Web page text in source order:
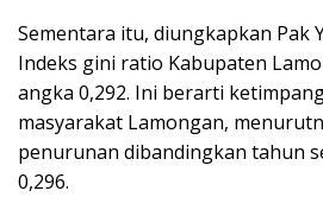
Sementara itu, diungkapkan Pak
Indeks gini ratio Kabupaten
angka 0,292. Ini berarti
masyarakat Lamongan,
penurunan dibandingkan tahun
0,296.